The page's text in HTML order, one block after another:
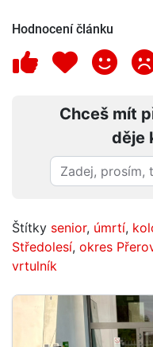
Hodnocení článku
Chceš mít
děje
Štítky senior, úmrtí,
Středolesí, okres
vrtulník